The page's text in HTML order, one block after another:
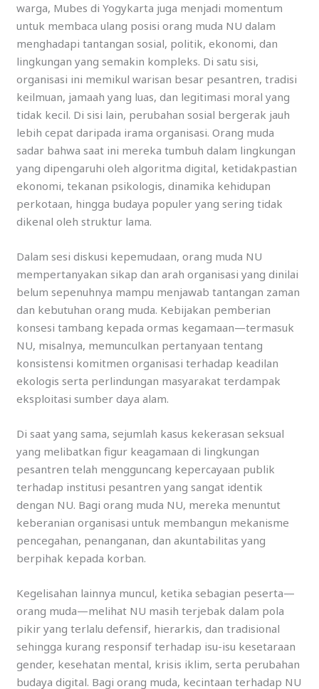
warga, Mubes di Yogykarta juga menjadi momentum
untuk membaca ulang posisi orang muda NU dalam
menghadapi tantangan sosial, politik, ekonomi, dan
lingkungan yang semakin kompleks. Di satu sisi,
organisasi ini memikul warisan besar pesantren, tradisi
keilmuan, jamaah yang luas, dan legitimasi moral yang
tidak kecil. Di sisi lain, perubahan sosial bergerak jauh
lebih cepat daripada irama organisasi. Orang muda
sadar bahwa saat ini mereka tumbuh dalam lingkungan
yang dipengaruhi oleh algoritma digital, ketidakpastian
ekonomi, tekanan psikologis, dinamika kehidupan
perkotaan, hingga budaya populer yang sering tidak
dikenal oleh struktur lama.
Dalam sesi diskusi kepemudaan, orang muda NU
mempertanyakan sikap dan arah organisasi yang dinilai
belum sepenuhnya mampu menjawab tantangan zaman
dan kebutuhan orang muda. Kebijakan pemberian
konsesi tambang kepada ormas kegamaan—termasuk
NU, misalnya, memunculkan pertanyaan tentang
konsistensi komitmen organisasi terhadap keadilan
ekologis serta perlindungan masyarakat terdampak
eksploitasi sumber daya alam.
Di saat yang sama, sejumlah kasus kekerasan seksual
yang melibatkan figur keagamaan di lingkungan
pesantren telah mengguncang kepercayaan publik
terhadap institusi pesantren yang sangat identik
dengan NU. Bagi orang muda NU, mereka menuntut
keberanian organisasi untuk membangun mekanisme
pencegahan, penanganan, dan akuntabilitas yang
berpihak kepada korban.
Kegelisahan lainnya muncul, ketika sebagian peserta—
orang muda—melihat NU masih terjebak dalam pola
pikir yang terlalu defensif, hierarkis, dan tradisional
sehingga kurang responsif terhadap isu-isu kesetaraan
gender, kesehatan mental, krisis iklim, serta perubahan
budaya digital. Bagi orang muda, kecintaan terhadap NU